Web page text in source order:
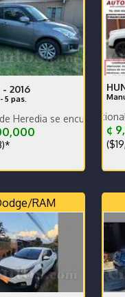
- 2016
5 pas.
encuentra en excelente
versión
¢
RAM